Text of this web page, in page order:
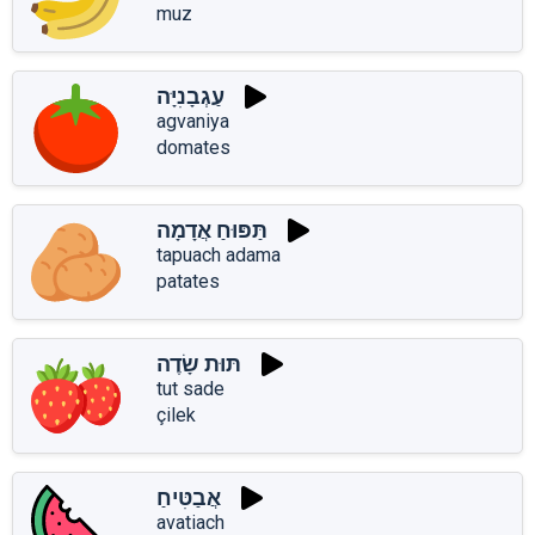
muz
עַגְבָנִיָּה
agvaniya
domates
תַּפּוּחַ אֲדָמָה
tapuach adama
patates
תּוּת שָׂדֶה
tut sade
çilek
אֲבַטִּיחַ
avatiach